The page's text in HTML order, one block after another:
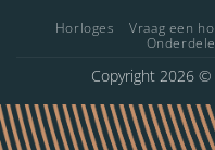
Horloges Vraag een
Copyright 2026 ©